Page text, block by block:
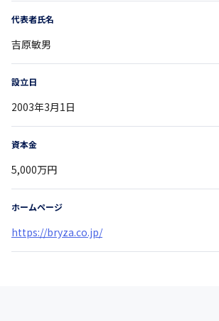
代表者氏名
吉原敏男
設立日
2003年3月1日
資本金
5,000万円
ホームページ
https://bryza.co.jp/